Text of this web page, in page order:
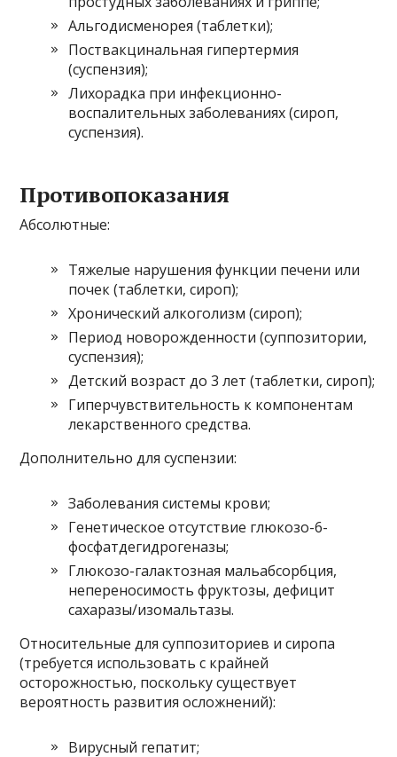
Альгодисменорея (таблетки);
Поствакцинальная гипертермия
(суспензия);
Лихорадка при инфекционно-
воспалительных заболеваниях (сироп,
суспензия).
Противопоказания
Абсолютные:
Тяжелые нарушения функции печени или
почек (таблетки, сироп);
Хронический алкоголизм (сироп);
Период новорожденности (суппозитории,
суспензия);
Детский возраст до 3 лет (таблетки, сироп);
Гиперчувствительность к компонентам
лекарственного средства.
Дополнительно для суспензии:
Заболевания системы крови;
Генетическое отсутствие глюкозо-6-
фосфатдегидрогеназы;
Глюкозо-галактозная мальабсорбция,
непереносимость фруктозы, дефицит
сахаразы/изомальтазы.
Относительные для суппозиториев и сиропа
(требуется использовать с крайней
осторожностью, поскольку существует
вероятность развития осложнений):
Вирусный гепатит;